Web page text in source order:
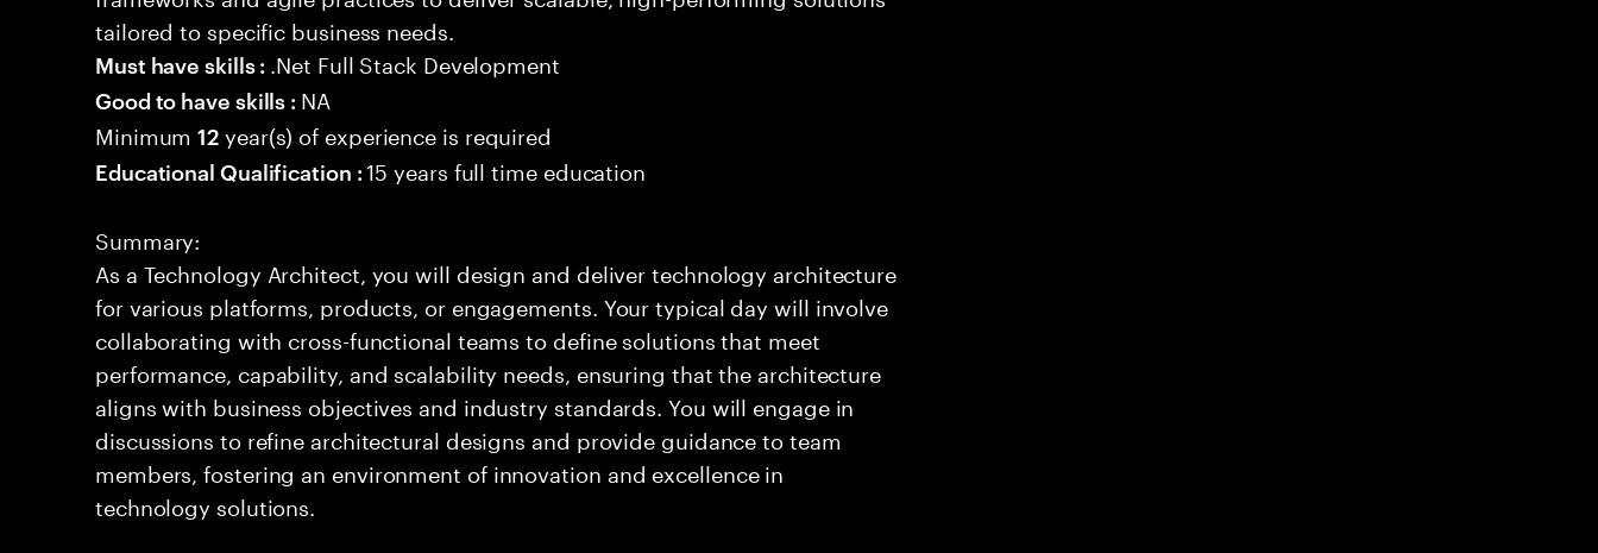
tailored to specific business needs.
Must have skills : .Net Full Stack Development
Good to have skills : NA
Minimum12 year(s) of experience is required
Educational Qualification :15 years full time education
Summary:
As a Technology Architect, you will design and deliver technology architecture
for various platforms, products, or engagements. Your typical day will involve
collaborating with cross-functional teams to define solutions that meet
performance, capability, and scalability needs, ensuring that the architecture
aligns with business objectives and industry standards. You will engage in
discussions to refine architectural designs and provide guidance to team
members, fostering an environment of innovation and excellence in
technology solutions.